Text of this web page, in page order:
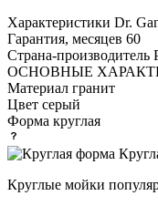
Характеристики Dr.
Гарантия, месяцев 60
Страна-производитель
ОСНОВНЫЕ
Материал гранит
Цвет серый
Форма круглая
Круглые мойки